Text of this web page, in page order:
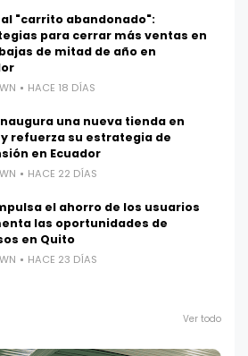
"carrito abandonado":
para cerrar más ventas en
de mitad de año en
HACE 18 DÍAS
una nueva tienda en
refuerza su estrategia de
en Ecuador
HACE 22 DÍAS
el ahorro de los usuarios
las oportunidades de
en Quito
HACE 23 DÍAS
Ver todo